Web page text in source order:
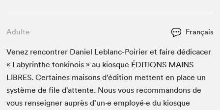
Adulte Français
Venez ren­con­tr­er Daniel Leblanc-Poiri­er et faire dédi­cac­er
« Labyrinthe tonk­i­nois » au kiosque ÉDI­TIONS MAINS
LIBRES. Cer­taines maisons d’édi­tion met­tent en place un
sys­tème de file d’at­tente. Nous vous recom­man­dons de
vous ren­seign­er auprès d’un·e employé·e du kiosque